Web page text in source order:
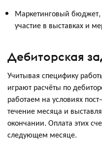
Маркетинговый
участие в выставках и
Дебиторская
Учитывая специфику
играют расчёты по
работаем на условиях
течение месяца и
окончании. Оплата этих
следующем месяце.